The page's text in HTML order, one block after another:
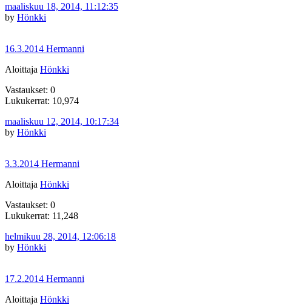
maaliskuu 18, 2014, 11:12:35
by Hönkki
16.3.2014 Hermanni
Aloittaja Hönkki
Vastaukset: 0
Lukukerrat: 10,974
maaliskuu 12, 2014, 10:17:34
by Hönkki
3.3.2014 Hermanni
Aloittaja Hönkki
Vastaukset: 0
Lukukerrat: 11,248
helmikuu 28, 2014, 12:06:18
by Hönkki
17.2.2014 Hermanni
Aloittaja Hönkki